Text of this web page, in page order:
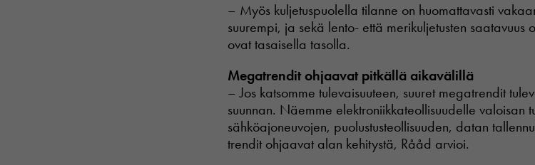
– Myös kuljetuspuolella tilanne on huomattavasti
suurempi, ja sekä lento- että merikuljetusten saatavuus
ovat tasaisella tasolla.
Megatrendit ohjaavat pitkällä aikavälillä
– Jos katsomme tulevaisuuteen, suuret megatrendit
suunnan. Näemme elektroniikkateollisuudelle valoisan
sähköajoneuvojen, puolustusteollisuuden, datan
trendit ohjaavat alan kehitystä, Rååd arvioi.